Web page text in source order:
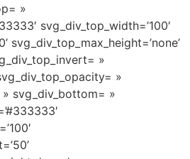
»
svg_div_top_width=’100′
svg_div_top_max_height=’none’
»
»
svg_div_bottom= »